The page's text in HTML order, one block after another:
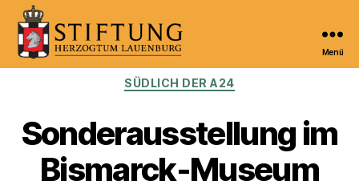
Kulturportal
Herzogtum
Lauenburg
Menü
Kategorien
SÜDLICH DER A24
Sonderausstellung im
Bismarck-Museum